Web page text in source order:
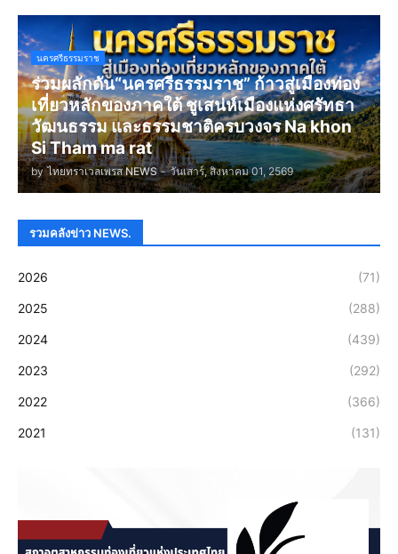
นครศรีธรรมราช
ร่วมผลักดัน“นครศรีธรรมราช” ก้าวสู่เมืองท่อง
เที่ยวหลักของภาคใต้ ชูเสน่ห์เมืองแห่งศรัทธา
วัฒนธรรม และธรรมชาติครบวงจร Na khon
Si Tham ma rat
by ไทยทราเวลเพรส NEWS - วันเสาร์, สิงหาคม 01, 2569
รวมคลังข่าว NEWS.
2026 (71)
2025 (288)
2024 (439)
2023 (292)
2022 (366)
2021 (131)